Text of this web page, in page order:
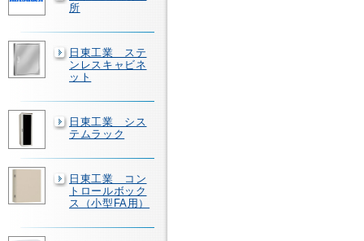
所
日東工業 ステ
ンレスキャビネ
ット
日東工業 シス
テムラック
日東工業 コン
トロールボック
ス（小型FA用）